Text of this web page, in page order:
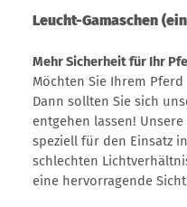
Leucht-Gamaschen
Mehr Sicherheit für Ihr
Möchten Sie Ihrem
Dann sollten Sie sich
entgehen lassen!
speziell für den Einsatz
schlechten
eine hervorragende